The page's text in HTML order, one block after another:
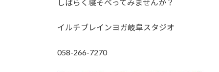
しばらく寝そべってみませんか？
イルチブレインヨガ岐阜スタジオ
058-266-7270